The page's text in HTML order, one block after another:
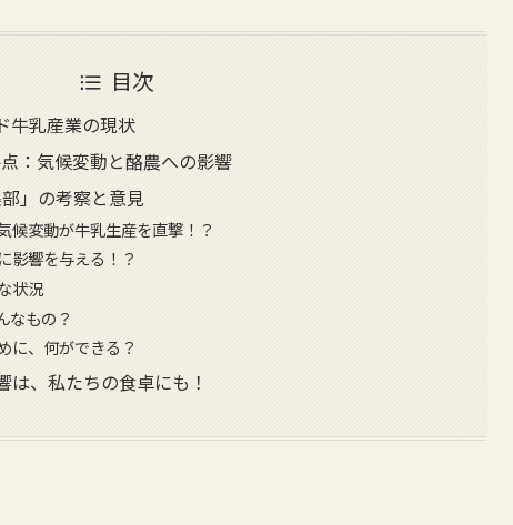
目次
牛乳産業の現状
：気候変動と酪農への影響
部」の考察と意見
候変動が牛乳生産を直撃！？
影響を与える！？
状況
なもの？
に、何ができる？
は、私たちの食卓にも！